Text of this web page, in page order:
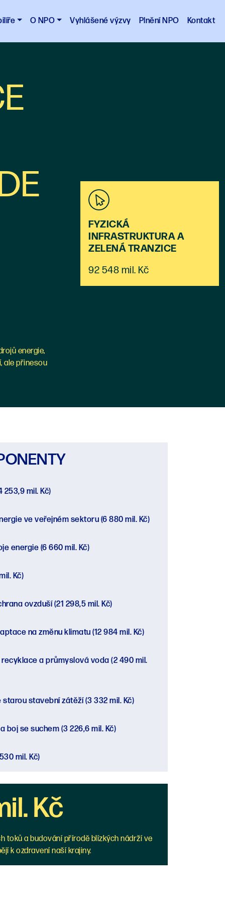
O NPO Vyhlášené výzvy Plnění NPO Kontakt
energie,
ale přinesou
FYZICKÁ
INFRASTRUKTURA A
ZELENÁ TRANZICE
92 548 mil. Kč
253,9 mil. Kč)
ve veřejném sektoru (6 880 mil. Kč)
energie (6 660 mil. Kč)
Kč)
ovzduší (21 298,5 mil. Kč)
na změnu klimatu (12 984 mil. Kč)
a průmyslová voda (2 490 mil.
starou stavební zátěží (3 332 mil. Kč)
boj se suchem (3 226,6 mil. Kč)
mil. Kč)
Kč
toků a budování přírodě blízkých nádrží ve
k ozdravení naší krajiny.